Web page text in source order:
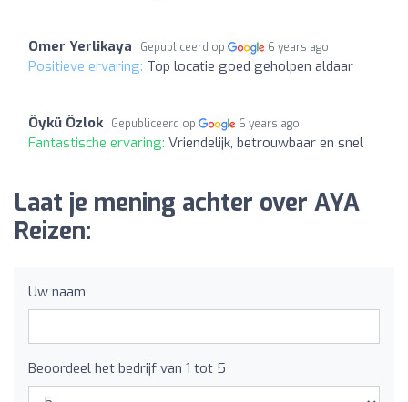
Omer Yerlikaya Gepubliceerd op 6 years ago
Positieve ervaring: Top locatie goed geholpen aldaar
Öykü Özlok Gepubliceerd op 6 years ago
Fantastische ervaring: Vriendelijk, betrouwbaar en snel
Laat je mening achter over AYA
Reizen:
Uw naam
Beoordeel het bedrijf van 1 tot 5